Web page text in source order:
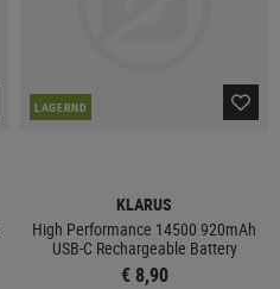
LAGERND
KLARUS
High Performance 14500 920mAh
USB-C Rechargeable Battery
€ 8,90